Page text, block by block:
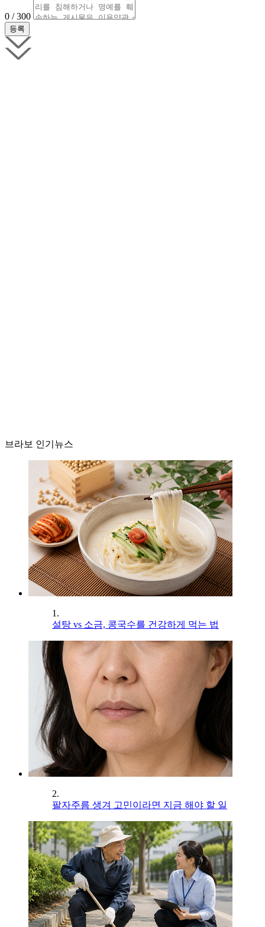
0 / 300
브라보 인기뉴스
1.
설탕 vs 소금, 콩국수를 건강하게 먹는 법
2.
팔자주름 생겨 고민이라면 지금 해야 할 일